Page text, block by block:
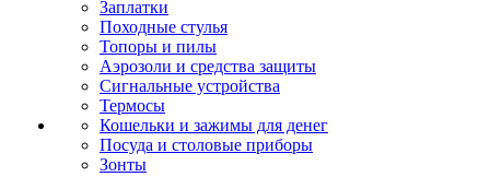
Заплатки
Походные стулья
Топоры и пилы
Аэрозоли и средства защиты
Сигнальные устройства
Термосы
Кошельки и зажимы для денег
Посуда и столовые приборы
Зонты